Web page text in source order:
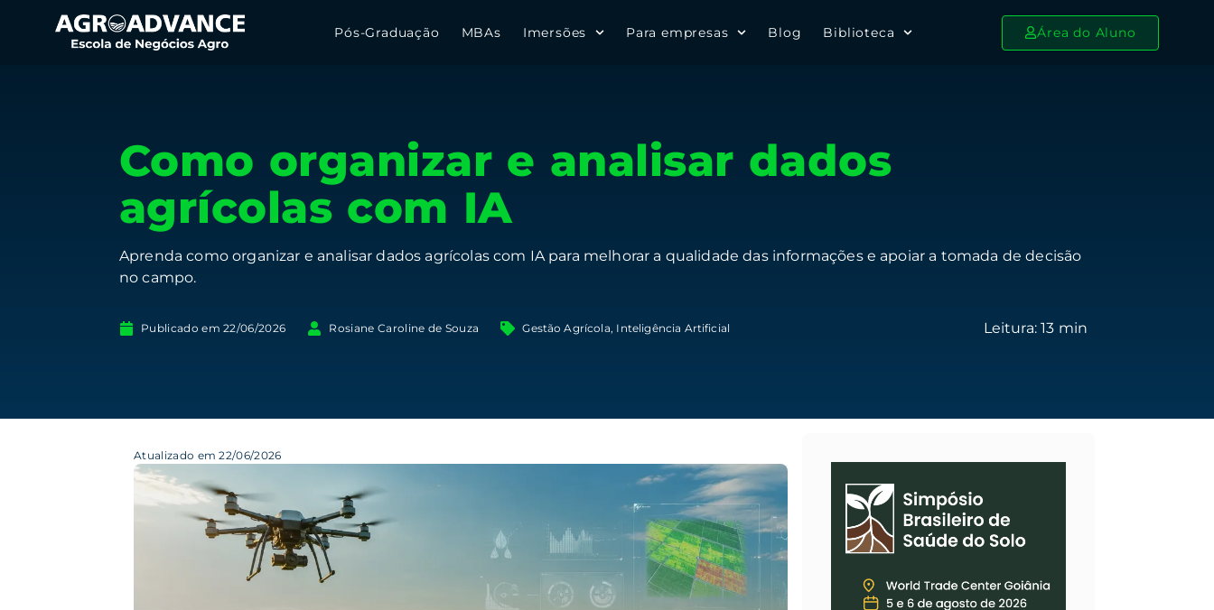
Pós-Graduação MBAs Imersões Para empresas Blog Biblioteca Área do Aluno
Como organizar e analisar dados
agrícolas com IA
Aprenda como organizar e analisar dados agrícolas com IA para melhorar a qualidade das informações e apoiar a tomada de decisão
no campo.
Publicado em 22/06/2026 Rosiane Caroline de Souza Gestão Agrícola, Inteligência Artificial
Atualizado em 22/06/2026